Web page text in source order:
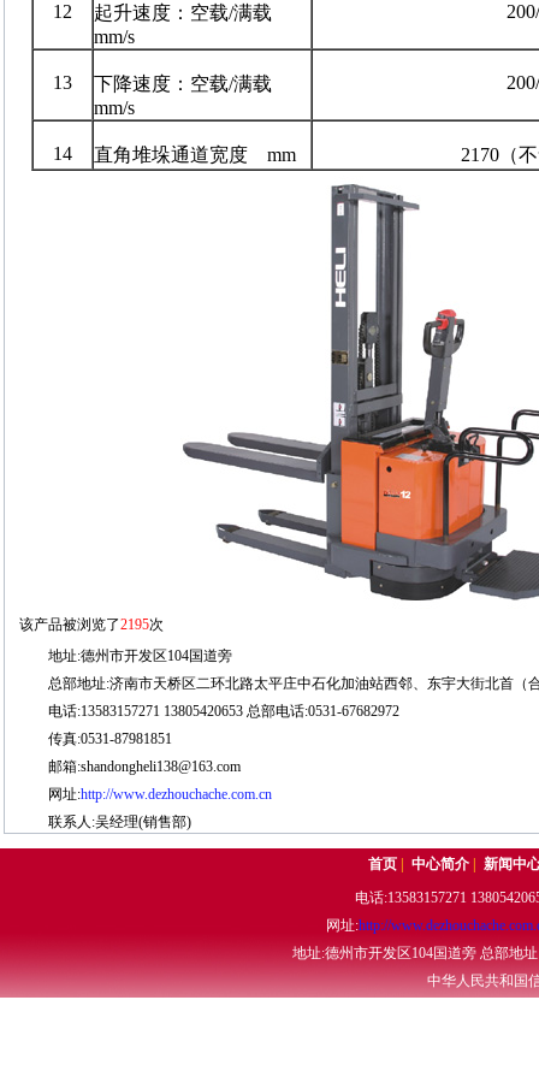
12
起升速度：空载/满载
mm/s
13
下降速度：空载/满载
mm/s
14 直角堆垛通道宽度 mm 2170（
该产品被浏览了2195次
地址:德州市开发区104国道旁
总部地址:济南市天桥区二环北路太平庄中石化加油站西邻、东宇大街北首（
电话:13583157271 13805420653 总部电话:0531-67682972
传真:0531-87981851
邮箱:shandongheli138@163.com
网址:http://www.dezhouchache.com.cn
联系人:吴经理(销售部)
首页 |中心简介 |新闻中
电话:13583157271
网址:http://
地址:德州市开发区104国道旁 总部地
中华人民共和国